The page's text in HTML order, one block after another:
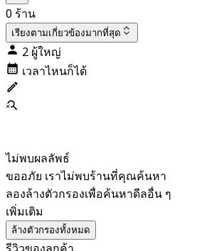
0 ร้าน
เรียงตามเกี่ยวข้องมากที่สุด
2 ผู้ใหญ่
เวลาไหนก็ได้
ไม่พบผลลัพธ์
ขออภัย เราไม่พบร้านที่คุณค้นหา
ลองล้างตัวกรองเพื่อค้นหาดีลอื่น ๆ
เพิ่มเติม
ล้างตัวกรองทั้งหมด